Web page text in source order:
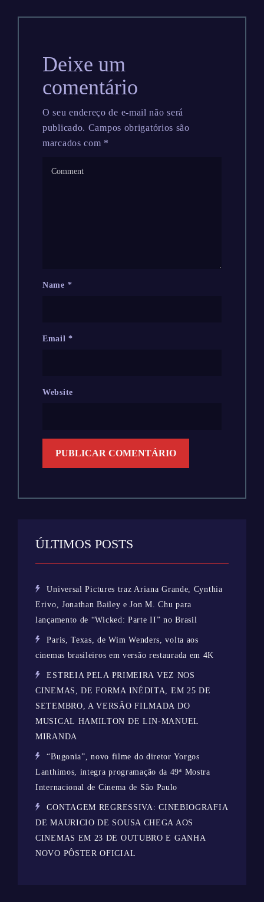
Deixe um
comentário
O seu endereço de e-mail não será
publicado. Campos obrigatórios são
marcados com *
Name *
Email*
Website
ÚLTIMOS POSTS
Universal Pictures traz Ariana Grande, Cynthia
Erivo, Jonathan Bailey e Jon M. Chu para
lançamento de “Wicked: Parte II” no Brasil
Paris, Texas, de Wim Wenders, volta aos
cinemas brasileiros em versão restaurada em 4K
ESTREIA PELA PRIMEIRA VEZ NOS
CINEMAS, DE FORMA INÉDITA, EM 25 DE
SETEMBRO, A VERSÃO FILMADA DO
MUSICAL HAMILTON DE LIN-MANUEL
MIRANDA
“Bugonia”, novo filme do diretor Yorgos
Lanthimos, integra programação da 49ª Mostra
Internacional de Cinema de São Paulo
CONTAGEM REGRESSIVA: CINEBIOGRAFIA
DE MAURICIO DE SOUSA CHEGA AOS
CINEMAS EM 23 DE OUTUBRO E GANHA
NOVO PÔSTER OFICIAL